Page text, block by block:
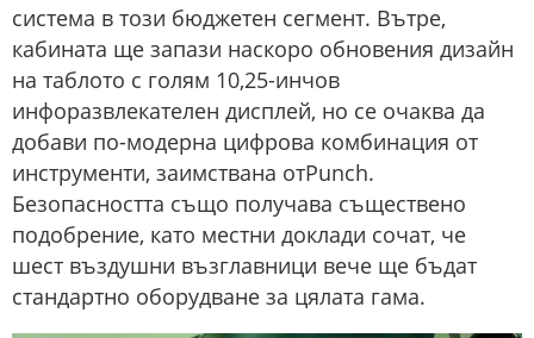
система в този бюджетен сегмент. Вътре,
кабината ще запази наскоро обновения дизайн
на таблото с голям 10,25-инчов
инфоразвлекателен дисплей, но се очаква да
добави по-модерна цифрова комбинация от
инструменти, заимствана отPunch.
Безопасността също получава съществено
подобрение, като местни доклади сочат, че
шест въздушни възглавници вече ще бъдат
стандартно оборудване за цялата гама.